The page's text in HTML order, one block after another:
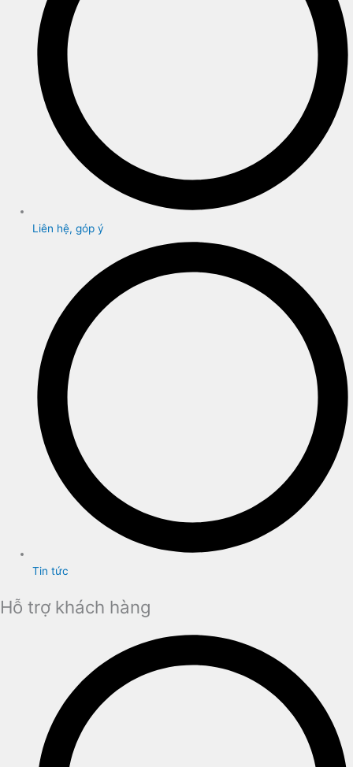
Liên hệ, góp ý
Tin tức
Hỗ trợ khách hàng